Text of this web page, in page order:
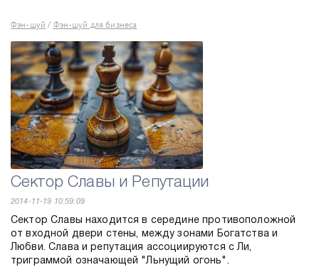
Фэн-шуй / Фэн-шуй для бизнеса
Сектор Славы и Репутации
2014-11-19 10:59:09
Сектор Славы находится в середине противоположной
от входной двери стены, между зонами Богатства и
Любви. Слава и репутация ассоциируются с Ли,
триграммой означающей "Льнущий огонь".